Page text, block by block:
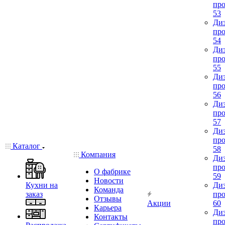
Каталог
Кухни на
заказ
Компания
О фабрике
Новости
Команда
Отзывы
Карьера
Контакты
Акции
53
54
55
56
57
58
59
60